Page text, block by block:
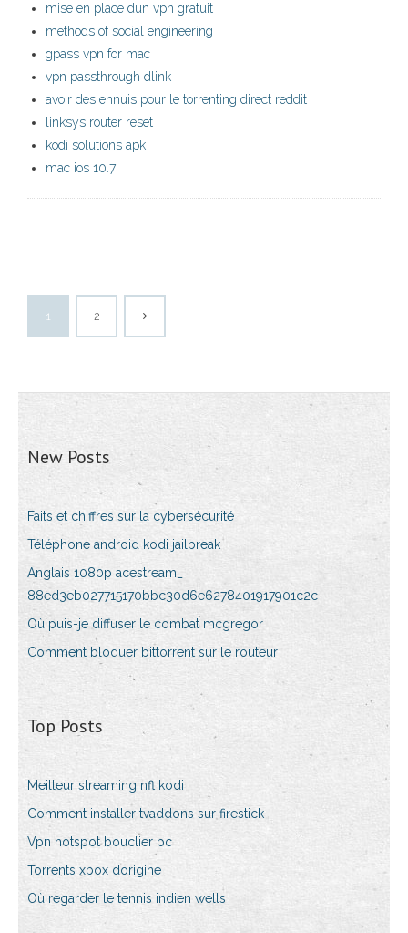
mise en place dun vpn gratuit
methods of social engineering
gpass vpn for mac
vpn passthrough dlink
avoir des ennuis pour le torrenting direct reddit
linksys router reset
kodi solutions apk
mac ios 10.7
1 2
New Posts
Faits et chiffres sur la cybersécurité
Téléphone android kodi jailbreak
Anglais 1080p acestream_
88ed3eb027715170bbc30d6e6278401917901c2c
Où puis-je diffuser le combat mcgregor
Comment bloquer bittorrent sur le routeur
Top Posts
Meilleur streaming nfl kodi
Comment installer tvaddons sur firestick
Vpn hotspot bouclier pc
Torrents xbox dorigine
Où regarder le tennis indien wells